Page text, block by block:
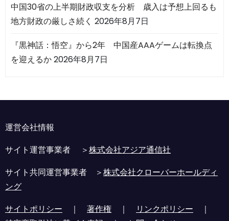
中国30省の上半期財政収支を分析 歳入は予想上回るも
地方財政の厳しさ続く 2026年8月7日
『黒神話：悟空』から2年 中国産AAAゲームは転換点
を迎えるか2026年8月7日
運営会社情報
サイト運営事業者 ＞株式会社アジア通信社
サイト共同運営事業者 ＞株式会社クローバーホールディ
ング
サイトポリシー ｜ 著作権 ｜ リンクポリシー ｜